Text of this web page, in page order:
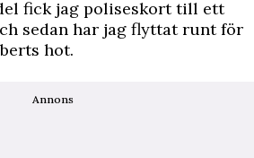
fick jag poliseskort till ett
sedan har jag flyttat runt för
hot.
Annons